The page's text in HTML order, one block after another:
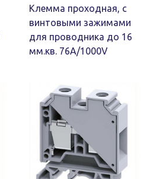
Клемма проходная, c
винтовыми зажимами
для проводника до 16
мм.кв. 76A/1000V